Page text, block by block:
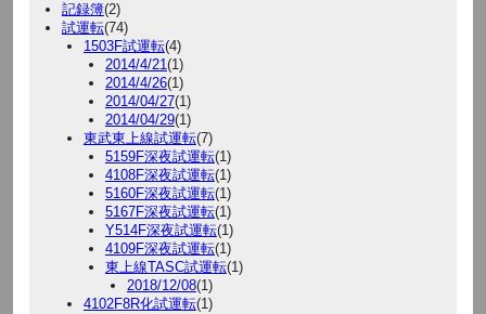
記録簿(2)
試運転(74)
1503F試運転(4)
2014/4/21(1)
2014/4/26(1)
2014/04/27(1)
2014/04/29(1)
東武東上線試運転(7)
5159F深夜試運転(1)
4108F深夜試運転(1)
5160F深夜試運転(1)
5167F深夜試運転(1)
Y514F深夜試運転(1)
4109F深夜試運転(1)
東上線TASC試運転(1)
2018/12/08(1)
4102F8R化試運転(1)